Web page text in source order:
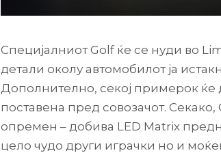
Специјалниот Golf ќе се нуди во
детали околу автомобилот ја
Дополнително, секој примерок
поставена пред совозачот.
опремен – добива LED Matrix
цело чудо други играчки но и